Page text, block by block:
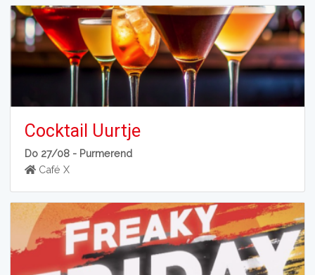
Cocktail Uurtje
Do 27/08 - Purmerend
Café X